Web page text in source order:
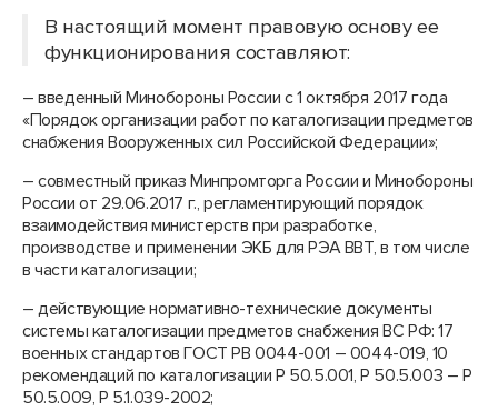
В настоящий момент правовую основу ее
функционирования составляют:
– введенный Минобороны России с 1 октября 2017 года
«Порядок организации работ по каталогизации предметов
снабжения Вооруженных сил Российской Федерации»;
– совместный приказ Минпромторга России и Минобороны
России от 29.06.2017 г., регламентирующий порядок
взаимодействия министерств при разработке,
производстве и применении ЭКБ для РЭА ВВТ, в том числе
в части каталогизации;
– действующие нормативно-технические документы
системы каталогизации предметов снабжения ВС РФ: 17
военных стандартов ГОСТ РВ 0044-001 – 0044-019, 10
рекомендаций по каталогизации Р 50.5.001, Р 50.5.003 – Р
50.5.009, Р 5.1.039-2002;